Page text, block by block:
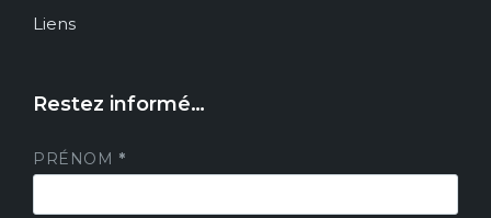
Liens
Restez informé…
PRÉNOM *